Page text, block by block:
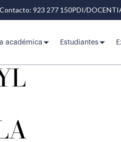
Contacto: 923 277 150PDI/
académica Estudiantes